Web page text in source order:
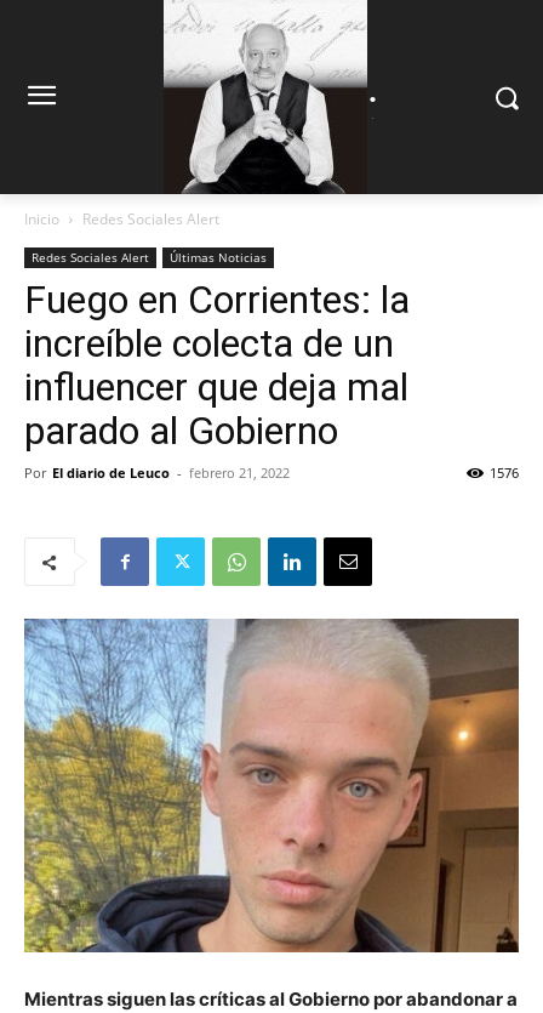
.
Inicio Redes Sociales Alert
Redes Sociales Alert Últimas Noticias
Fuego en Corrientes: la
increíble colecta de un
influencer que deja mal
parado al Gobierno
Por El diario de Leuco - febrero 21, 2022 1576
Mientras siguen las críticas al Gobierno por abandonar a